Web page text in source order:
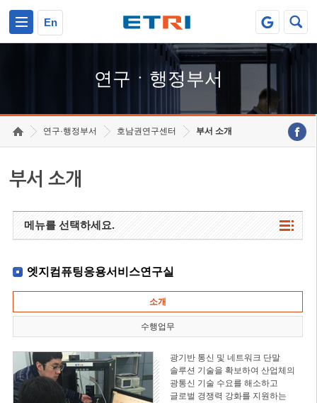
En
연구ㆍ행정부서
연구·행정부서 호남권연구센터 부서 소개
부서 소개
메뉴를 선택하세요.
엣지컴퓨팅응용서비스연구실
소개
수행업무
광기반 통신 및 네트워크 단말
솔루션 기술을 확보하여 산업체의
광통신 기술 수요를 해소하고
글로벌 경쟁력 강화를 지원하는